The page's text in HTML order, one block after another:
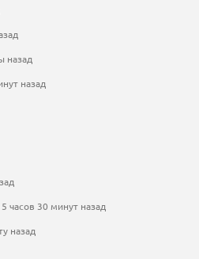
назад
назад
часов 30 минут назад
назад